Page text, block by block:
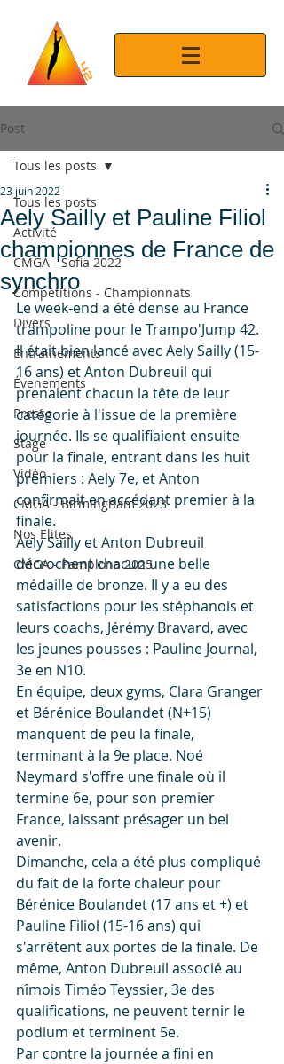
Post
Tous les posts
Activité
CMGA - Sofia 2022
Compétitions - Championnats
Divers
Entrainements
Évenements
Presse
Stage
Vidéo
CMGA - Birmingham 2023
Nos Elites
CMGA - Pamplona 2025
Tous les posts
Aely Sailly et Pauline Filiol
championnes de France de
synchro
23 juin 2022
Le week-end a été dense au France
trampoline pour le Trampo'Jump 42.
Il était bien lancé avec Aely Sailly (15-
16 ans) et Anton Dubreuil qui
prenaient chacun la tête de leur
catégorie à l'issue de la première
journée. Ils se qualifiaient ensuite
pour la finale, entrant dans les huit
premiers : Aely 7e, et Anton
confirmait en accédant premier à la
finale.
Aely Sailly et Anton Dubreuil
décrochent chacun une belle
médaille de bronze. Il y a eu des
satisfactions pour les stéphanois et
leurs coachs, Jérémy Bravard, avec
les jeunes pousses : Pauline Journal,
3e en N10.
En équipe, deux gyms, Clara Granger
et Bérénice Boulandet (N+15)
manquent de peu la finale,
terminant à la 9e place. Noé
Neymard s'offre une finale où il
termine 6e, pour son premier
France, laissant présager un bel
avenir.
Dimanche, cela a été plus compliqué
du fait de la forte chaleur pour
Bérénice Boulandet (17 ans et +) et
Pauline Filiol (15-16 ans) qui
s'arrêtent aux portes de la finale. De
même, Anton Dubreuil associé au
nîmois Timéo Teyssier, 3e des
qualifications, ne peuvent ternir le
podium et terminent 5e.
Par contre la journée a fini en